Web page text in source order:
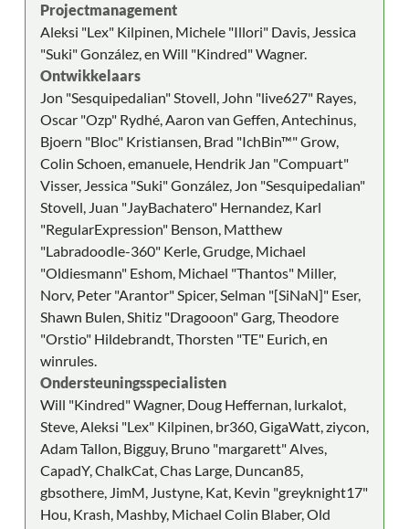
Projectmanagement
Aleksi "Lex" Kilpinen, Michele "Illori" Davis, Jessica
"Suki" González, en Will "Kindred" Wagner.
Ontwikkelaars
Jon "Sesquipedalian" Stovell, John "live627" Rayes,
Oscar "Ozp" Rydhé, Aaron van Geffen, Antechinus,
Bjoern "Bloc" Kristiansen, Brad "IchBin™" Grow,
Colin Schoen, emanuele, Hendrik Jan "Compuart"
Visser, Jessica "Suki" González, Jon "Sesquipedalian"
Stovell, Juan "JayBachatero" Hernandez, Karl
"RegularExpression" Benson, Matthew
"Labradoodle-360" Kerle, Grudge, Michael
"Oldiesmann" Eshom, Michael "Thantos" Miller,
Norv, Peter "Arantor" Spicer, Selman "[SiNaN]" Eser,
Shawn Bulen, Shitiz "Dragooon" Garg, Theodore
"Orstio" Hildebrandt, Thorsten "TE" Eurich, en
winrules.
Ondersteuningsspecialisten
Will "Kindred" Wagner, Doug Heffernan, lurkalot,
Steve, Aleksi "Lex" Kilpinen, br360, GigaWatt, ziycon,
Adam Tallon, Bigguy, Bruno "margarett" Alves,
CapadY, ChalkCat, Chas Large, Duncan85,
gbsothere, JimM, Justyne, Kat, Kevin "greyknight17"
Hou, Krash, Mashby, Michael Colin Blaber, Old